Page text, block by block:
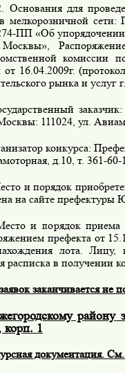
для
мелкорозничной
ПП «Об упорядочении
Москвы»,
комиссии
16.04.2009г.
рынка и
111024, ул.
конкурса:
д.10, т. 361-60-
и порядок
на сайте
и порядок приема
префекта от
лота. Лицу,
расписка в получении
заканчивается не
району
корп. 1
документация.